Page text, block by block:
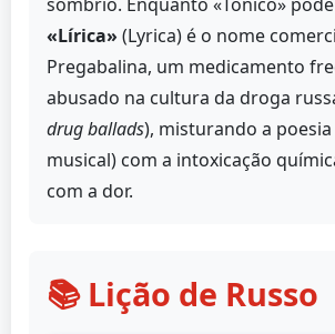
«Lírica» (Lyrica) é o nome
Pregabalina, um medicamento
abusado na cultura da droga
drug ballads), misturando a poesia
musical) com a intoxicação
com a dor.
📚 Lição de Russo